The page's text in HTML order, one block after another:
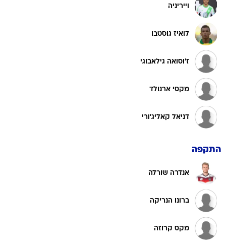
וייריניה
לואיז גוסטבו
ז'וסואה גילאבוגי
מקסי ארנולד
דניאל קאליג'ורי
התקפה
אנדרה שורלה
ברונו הנריקה
מקס קרוזה